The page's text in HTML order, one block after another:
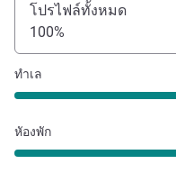
โปรไฟล์ทั้งหมด
100%
ทำเล
หัองพัก